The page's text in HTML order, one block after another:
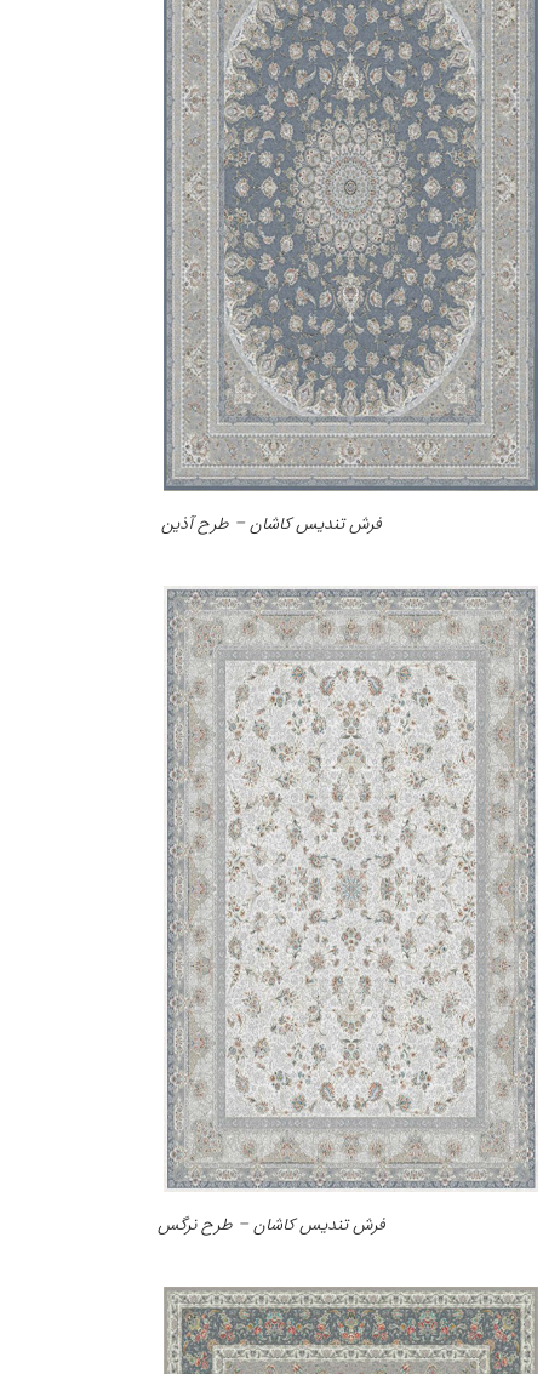
فرش تندیس کاشان – طرح آذین
فرش تندیس کاشان – طرح نرگس